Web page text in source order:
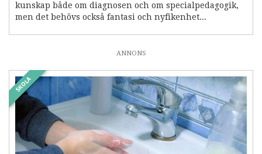
kunskap både om diagnosen och om specialpedagogik,
men det behövs också fantasi och nyfikenhet...
ANNONS
SKOLA